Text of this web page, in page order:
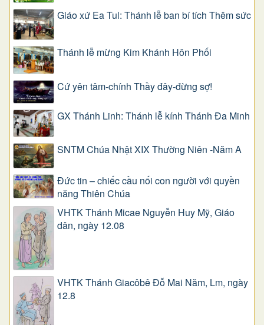
Giáo xứ Ea Tul: Thánh lễ ban bí tích Thêm sức
Thánh lễ mừng Kim Khánh Hôn Phối
Cứ yên tâm-chính Thầy đây-đừng sợ!
GX Thánh Linh: Thánh lễ kính Thánh Đa Minh
SNTM Chúa Nhật XIX Thường Niên -Năm A
Đức tin – chiếc cầu nối con người với quyền
năng Thiên Chúa
VHTK Thánh Micae Nguyễn Huy Mỹ, Giáo
dân, ngày 12.08
VHTK Thánh Giacôbê Ðỗ Mai Năm, Lm, ngày
12.8